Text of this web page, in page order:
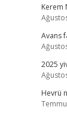
Kerem
Avans
2025
Hevrü